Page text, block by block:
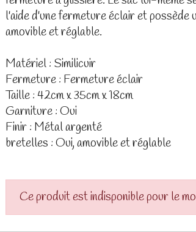
l'aide d'une fermeture éclair et possède
amovible et réglable.
Matériel : Similicuir
Fermeture : Fermeture éclair
Taille : 42cm x 35cm x 18cm
Garniture : Oui
Finir : Métal argenté
bretelles : Oui, amovible et réglable
Ce produit est indisponible pour le